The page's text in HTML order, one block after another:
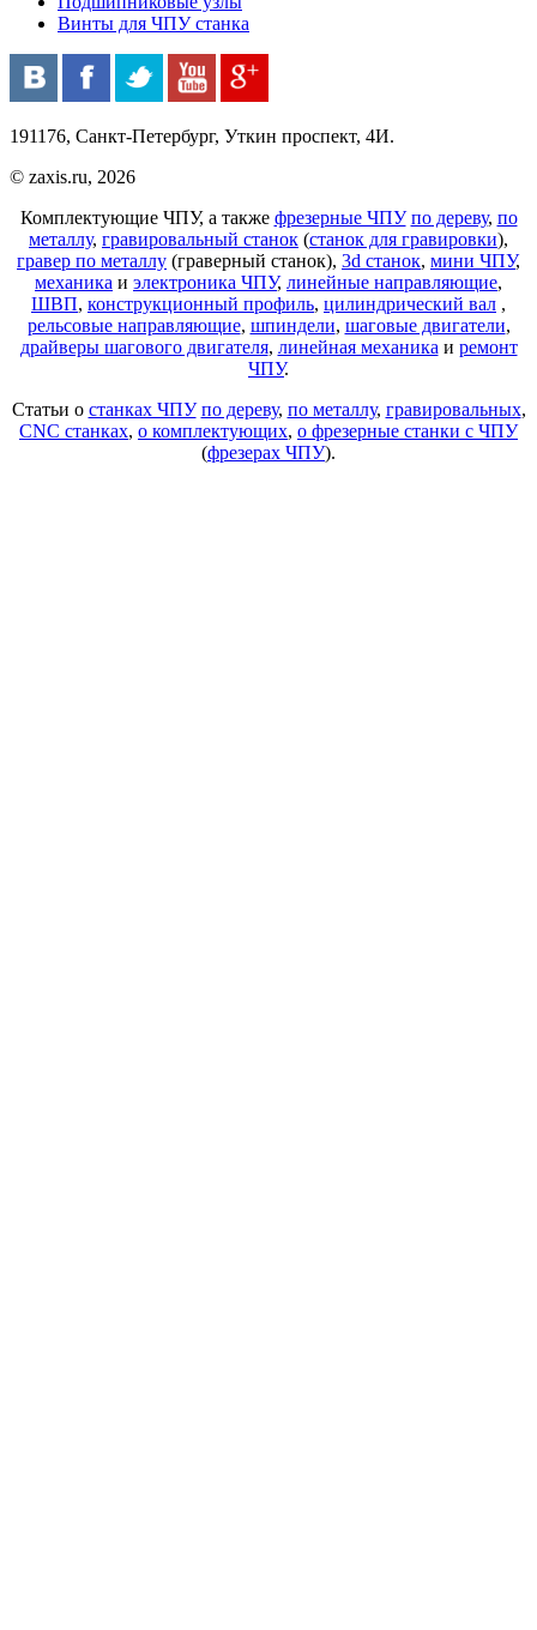
Винты для ЧПУ станка
191176, Санкт-Петербург, Уткин проспект, 4И.
© zaxis.ru, 2026
Комплектующие ЧПУ, а также фрезерные ЧПУ по дереву, по
металлу, гравировальный станок (станок для гравировки),
гравер по металлу (граверный станок), 3d станок, мини ЧПУ,
механика и электроника ЧПУ, линейные направляющие,
ШВП, конструкционный профиль, цилиндрический вал ,
рельсовые направляющие, шпиндели, шаговые двигатели,
драйверы шагового двигателя, линейная механика и ремонт
ЧПУ.
Статьи о станках ЧПУ по дереву, по металлу, гравировальных,
CNC станках, о комплектующих, о фрезерные станки с ЧПУ
(фрезерах ЧПУ).